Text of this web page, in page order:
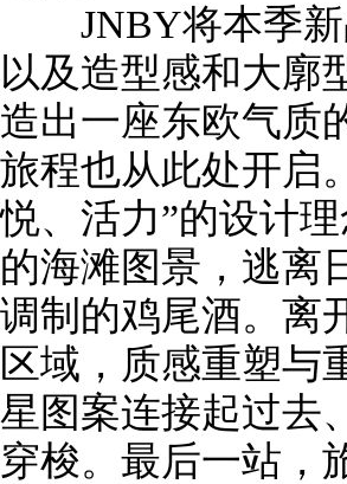
JNBY将本季新
以及造型感和大廓
造出一座东欧气质
旅程也从此处开启
悦、活力”的设计
的海滩图景，逃离
调制的鸡尾酒。离
区域，质感重塑与
星图案连接起过去
穿梭。最后一站，